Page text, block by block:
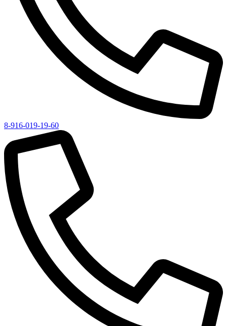
8-916-019-19-60